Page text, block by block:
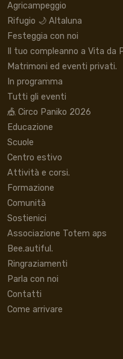
Agricampeggio
Rifugio 🌙 Altaluna
Festeggia con noi
Il tuo compleanno a Vita da
Matrimoni ed eventi privati.
In programma
Tutti gli eventi
🎪 Circo Paniko 2026
Educazione
Scuole
Centro estivo
Attività e corsi.
Formazione
Comunità
Sostienici
Associazione Totem aps
Bee.autiful.
Ringraziamenti
Parla con noi
Contatti
Come arrivare